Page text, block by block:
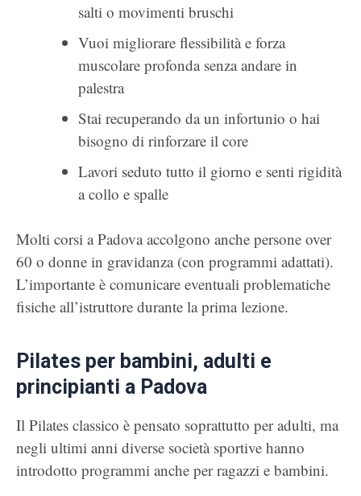
salti o movimenti bruschi
Vuoi migliorare flessibilità e forza
muscolare profonda senza andare in
palestra
Stai recuperando da un infortunio o hai
bisogno di rinforzare il core
Lavori seduto tutto il giorno e senti rigidità
a collo e spalle
Molti corsi a Padova accolgono anche persone over
60 o donne in gravidanza (con programmi adattati).
L’importante è comunicare eventuali problematiche
fisiche all’istruttore durante la prima lezione.
Pilates per bambini, adulti e
principianti a Padova
Il Pilates classico è pensato soprattutto per adulti, ma
negli ultimi anni diverse società sportive hanno
introdotto programmi anche per ragazzi e bambini.